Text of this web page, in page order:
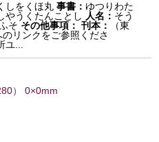
しをくほ丸 事書： ゆつりわた
やうくたんことし 人名： そう
そ その他事項： 刊本：
（東
リンクをご参照くださ
ユ...
） 0×0mm